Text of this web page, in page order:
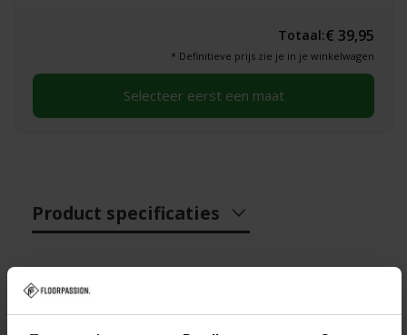
Totaal:€ 39,95
* Definitieve prijs zie je in je winkelwagen
Selecteer eerst een maat
Product specificaties
Specificaties